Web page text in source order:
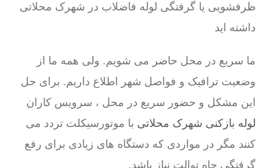
ظرفشویی یا گرفتگی لوله فاضلاب در شهرک محلاتی
داشته اید
ما سریع در محل حاضر می شویم. ولی همه ما از
وضعیت ترافیک و فواصل شهر اطلاع داریم. برای حل
این مشکل و حضور سریع در محل ، سرویس کاران
لوله بازکنی شهرک محلاتی با موتورسیکلت تردد می
کنند مگر در مواردی که دستگاه های زیادی برای رفع
گرفتگی چاه توالت نیاز باشد.